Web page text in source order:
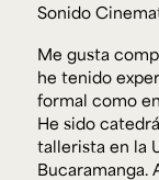
Sonido
Me gusta
he tenido
formal como
He sido
tallerista en la
Bucaramanga.